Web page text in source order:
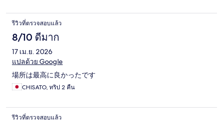
รีวิวที่ตรวจสอบแล้ว
8/10 ดีมาก
17 เม.ย. 2026
แปลด้วย Google
場所は最高に良かったです
CHISATO, ทริป 2 คืน
รีวิวที่ตรวจสอบแล้ว